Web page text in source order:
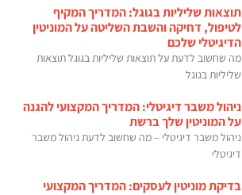
תוצאות שליליות בגוגל: המדריך המקיף
לטיפול, דחיקה והשבת השליטה על המוניטין
הדיגיטלי שלכם
מה שחשוב לדעת על תוצאות שליליות בגוגל תוצאות
שליליות בגוגל
ניהול משבר דיגיטלי: המדריך המקצועי להגנה
על המוניטין שלך ברשת
ניהול משבר דיגיטלי – מה שחשוב לדעת ניהול משבר
דיגיטלי
בדיקת מוניטין לעסקים: המדריך המקצועי